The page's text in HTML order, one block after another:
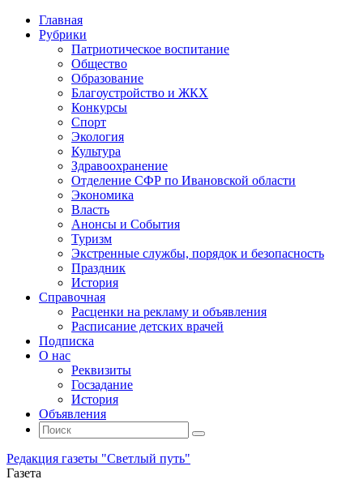
Главная
Рубрики
Патриотическое воспитание
Общество
Образование
Благоустройство и ЖКХ
Конкурсы
Спорт
Экология
Культура
Здравоохранение
Отделение СФР по Ивановской области
Экономика
Власть
Анонсы и События
Туризм
Экстренные службы, порядок и безопасность
Праздник
История
Справочная
Расценки на рекламу и объявления
Расписание детских врачей
Подписка
О нас
Реквизиты
Госзадание
История
Объявления
Поиск
Искать:
Поиск
Редакция газеты "Светлый путь"
Газета